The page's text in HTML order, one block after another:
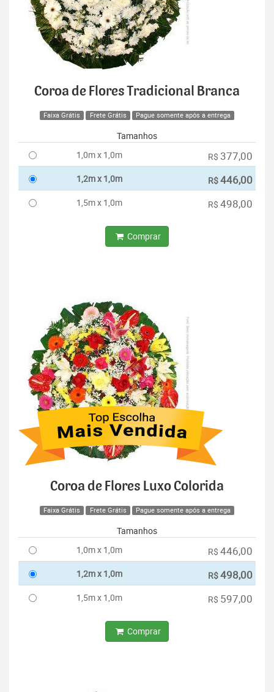
Coroa de Flores Tradicional Branca
Faixa Grátis Frete Grátis Pague somente após a entrega
Tamanhos
1,0m x 1,0m
R$ 377,00
1,2m x 1,0m R$446,00
1,5m x 1,0m R$ 498,00
Comprar
Coroa de Flores Luxo Colorida
Faixa Grátis Frete Grátis Pague somente após a entrega
Tamanhos
1,0m x 1,0m
R$ 446,00
1,2m x 1,0m R$498,00
1,5m x 1,0m R$ 597,00
Comprar